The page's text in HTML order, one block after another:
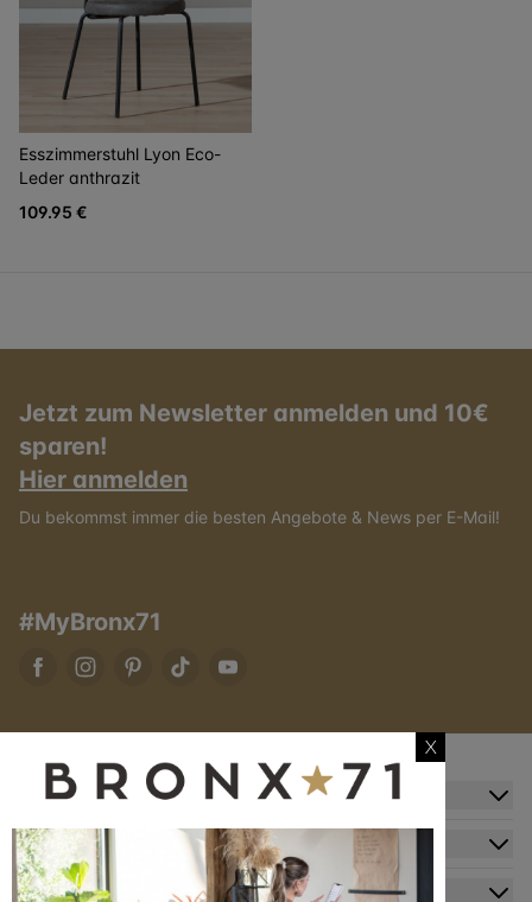
Esszimmerstuhl Lyon Eco-
Leder anthrazit
109.95 €
Jetzt zum Newsletter anmelden und 10€
sparen!
Hier anmelden
Du bekommst immer die besten Angebote & News per E-Mail!
#MyBronx71
Zusatzinformation
Kundendienst
Mein Konto
X